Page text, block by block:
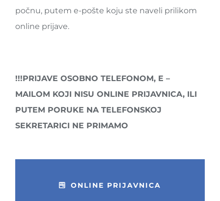
počnu, putem e-pošte koju ste naveli prilikom
online prijave.
!!!PRIJAVE OSOBNO TELEFONOM, E –
MAILOM KOJI NISU ONLINE PRIJAVNICA, ILI
PUTEM PORUKE NA TELEFONSKOJ
SEKRETARICI NE PRIMAMO
ONLINE PRIJAVNICA